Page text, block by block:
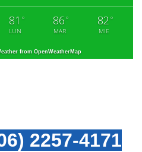
81 °
LUN
86 °
MAR
82 °
MIE
from OpenWeatherMap
2257-4171